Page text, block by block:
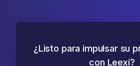
¿Listo para impulsar su
con Leexi?